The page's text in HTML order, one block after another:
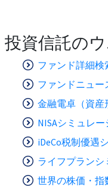
投資信託の
ファンド詳細検
ファンドニュー
金融電卓（資産
NISAシミュレー
iDeCo税制優遇
ライフプランシ
世界の株価・指